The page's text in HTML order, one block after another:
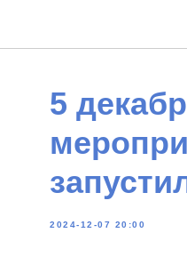
5
2024-12-07 20:00